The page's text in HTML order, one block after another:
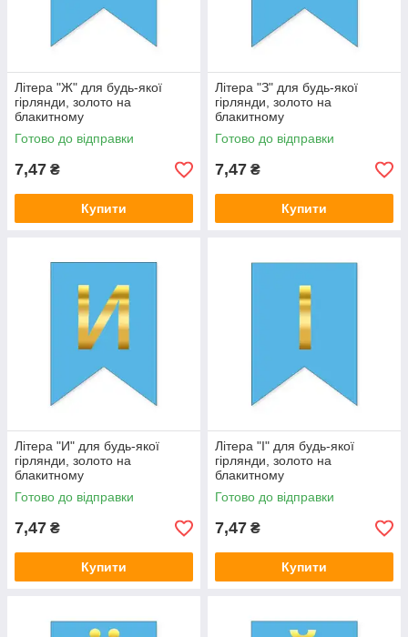
Літера "Ж" для будь-якої
гірлянди, золото на
блакитному
Готово до відправки
7,47 ₴
Купити
Літера "З" для будь-якої
гірлянди, золото на
блакитному
Готово до відправки
7,47 ₴
Купити
Літера "И" для будь-якої
гірлянди, золото на
блакитному
Готово до відправки
7,47 ₴
Купити
Літера "І" для будь-якої
гірлянди, золото на
блакитному
Готово до відправки
7,47 ₴
Купити